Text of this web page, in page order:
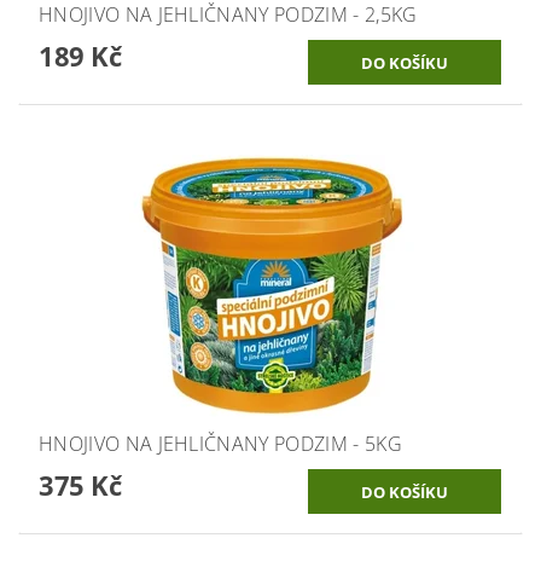
HNOJIVO NA JEHLIČNANY PODZIM - 2,5KG
189 Kč
HNOJIVO NA JEHLIČNANY PODZIM - 5KG
375 Kč